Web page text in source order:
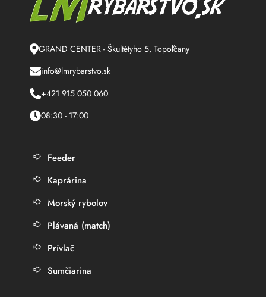
GRAND CENTER - Škultétyho 5, Topoľčany
info@lmrybarstvo.sk
+421 915 050 060
08:30 - 17:00
Feeder
Kaprárina
Morský rybolov
Plávaná (match)
Prívlač
Sumčiarina